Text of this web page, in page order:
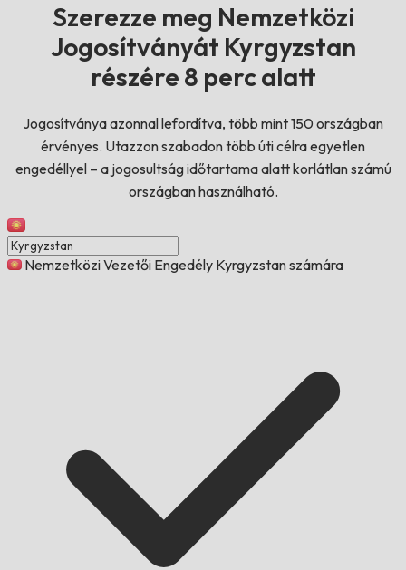
Szerezze meg Nemzetközi
Jogosítványát Kyrgyzstan
részére 8 perc alatt
Jogosítványa azonnal lefordítva, több mint 150 országban
érvényes. Utazzon szabadon több úti célra egyetlen
engedéllyel – a jogosultság időtartama alatt korlátlan számú
országban használható.
Nemzetközi Vezetői Engedély Kyrgyzstan számára